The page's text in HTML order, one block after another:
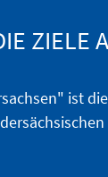
ZIELE
ist